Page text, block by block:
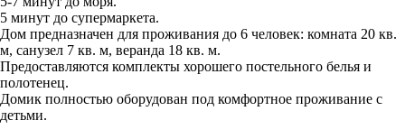
5 минут до супермаркета.
Дом предназначен для проживания до 6 человек: комната 20 кв.
м, санузел 7 кв. м, веранда 18 кв. м.
Предоставляются комплекты хорошего постельного белья и
полотенец.
Домик полностью оборудован под комфортное проживание с
детьми.